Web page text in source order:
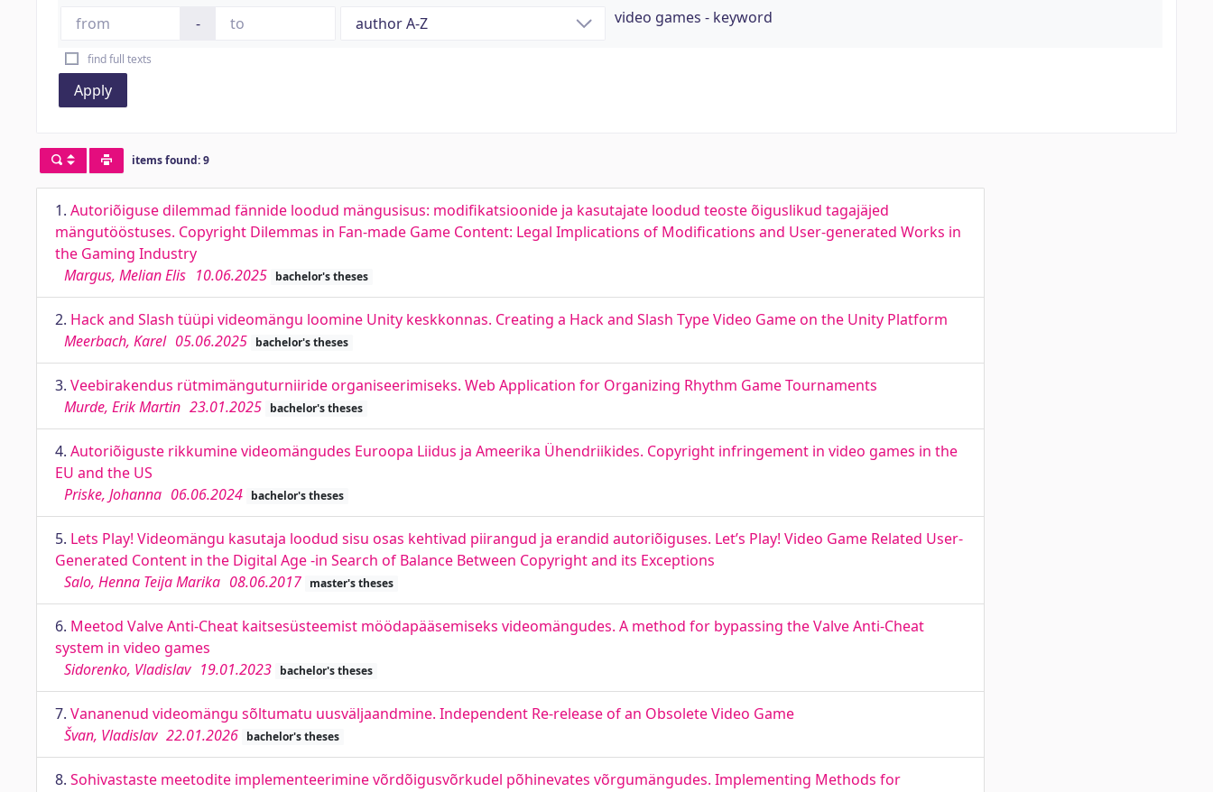
-
video games - keyword
find full texts
Apply
items found: 9
1. Autoriõiguse dilemmad fännide loodud mängusisus: modifikatsioonide ja kasutajate loodud teoste õiguslikud tagajäjed
mängutööstuses. Copyright Dilemmas in Fan-made Game Content: Legal Implications of Modifications and User-generated Works in
the Gaming Industry
Margus, Melian Elis 10.06.2025 bachelor's theses
2. Hack and Slash tüüpi videomängu loomine Unity keskkonnas. Creating a Hack and Slash Type Video Game on the Unity Platform
Meerbach, Karel 05.06.2025 bachelor's theses
3. Veebirakendus rütmimänguturniiride organiseerimiseks. Web Application for Organizing Rhythm Game Tournaments
Murde, Erik Martin 23.01.2025 bachelor's theses
4. Autoriõiguste rikkumine videomängudes Euroopa Liidus ja Ameerika Ühendriikides. Copyright infringement in video games in the
EU and the US
Priske, Johanna 06.06.2024 bachelor's theses
5. Lets Play! Videomängu kasutaja loodud sisu osas kehtivad piirangud ja erandid autoriõiguses. Let’s Play! Video Game Related User-
Generated Content in the Digital Age -in Search of Balance Between Copyright and its Exceptions
Salo, Henna Teija Marika 08.06.2017 master's theses
6. Meetod Valve Anti-Cheat kaitsesüsteemist möödapääsemiseks videomängudes. A method for bypassing the Valve Anti-Cheat
system in video games
Sidorenko, Vladislav 19.01.2023 bachelor's theses
7. Vananenud videomängu sõltumatu uusväljaandmine. Independent Re-release of an Obsolete Video Game
Švan, Vladislav 22.01.2026 bachelor's theses
8. Sohivastaste meetodite implementeerimine võrdõigusvõrkudel põhinevates võrgumängudes. Implementing Methods for